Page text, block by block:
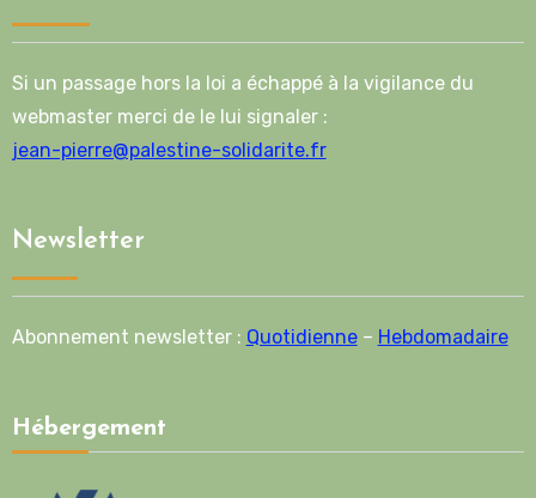
Si un passage hors la loi a échappé à la vigilance du
webmaster merci de le lui signaler :
jean-pierre@palestine-solidarite.fr
Newsletter
Abonnement newsletter : Quotidienne– Hebdomadaire
Hébergement